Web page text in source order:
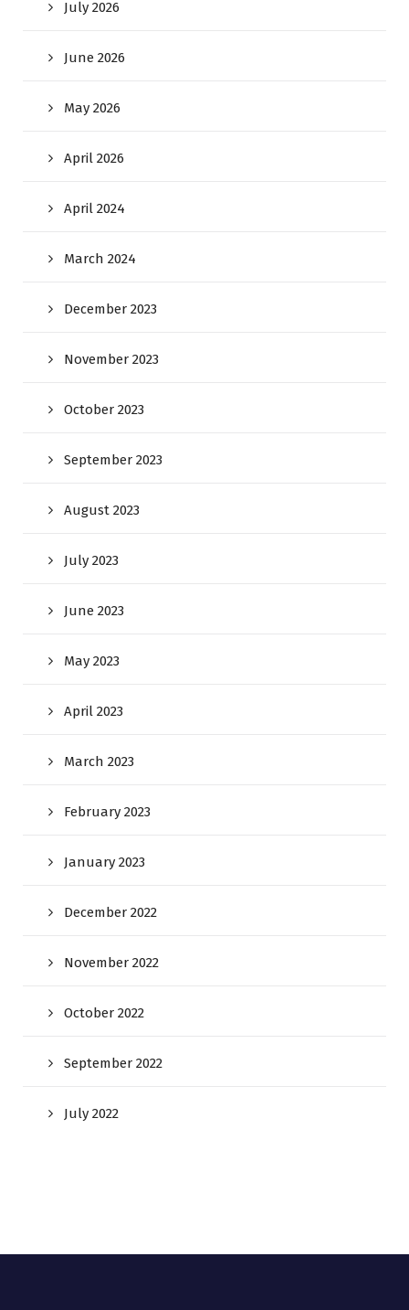
July 2026
June 2026
May 2026
April 2026
April 2024
March 2024
December 2023
November 2023
October 2023
September 2023
August 2023
July 2023
June 2023
May 2023
April 2023
March 2023
February 2023
January 2023
December 2022
November 2022
October 2022
September 2022
July 2022